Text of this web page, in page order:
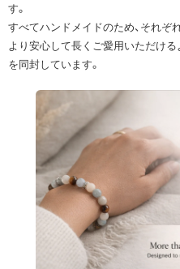
す。
すべてハンドメイドのため、それぞ
より安心して長くご愛用いただけ
を同封しています。